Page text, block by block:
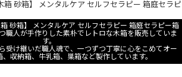
箱 砂箱】 メンタルケア セルフセラピー 箱庭セラピ
箱 砂箱】 メンタルケア セルフセラピー 箱庭セラピー箱
職人が手作りした素朴でレトロな木箱を販売していま
す。
受け継いだ職人魂で、一つずつ丁寧に心をこめてオー
収納箱、牛乳箱、巣箱など製作しています。